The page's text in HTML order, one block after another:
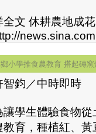
全文 休耕農地成
小學推食農教育 搭起磚窯
智鈞／中時即時
讓學生體驗食物
教育，種植紅、